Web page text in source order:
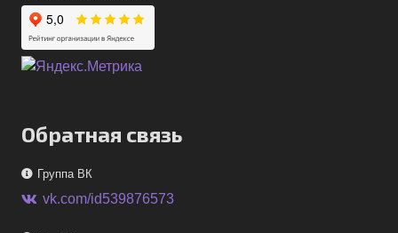
Обратная связь
Группа ВК
vk.com/id539876573